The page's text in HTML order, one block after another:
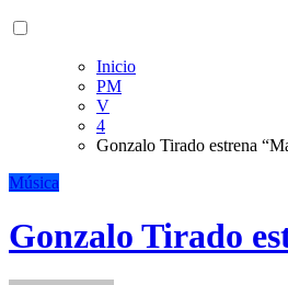
Inicio
PM
V
4
Gonzalo Tirado estrena
Música
Gonzalo Tirado